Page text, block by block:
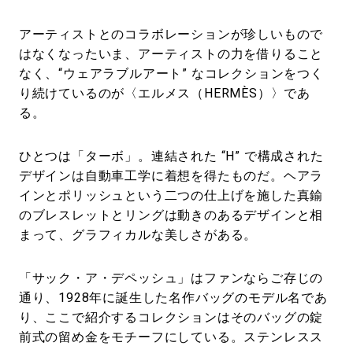
アーティストとのコラボレーションが珍しいもので
はなくなったいま、アーティストの力を借りること
なく、“ウェアラブルアート” なコレクションをつく
り続けているのが〈エルメス（HERMÈS）〉であ
る。
ひとつは「ターボ」。連結された “H” で構成された
デザインは自動車工学に着想を得たものだ。ヘアラ
インとポリッシュという二つの仕上げを施した真鍮
のブレスレットとリングは動きのあるデザインと相
まって、グラフィカルな美しさがある。
「サック・ア・デペッシュ」はファンならご存じの
通り、1928年に誕生した名作バッグのモデル名であ
り、ここで紹介するコレクションはそのバッグの錠
前式の留め金をモチーフにしている。ステンレスス